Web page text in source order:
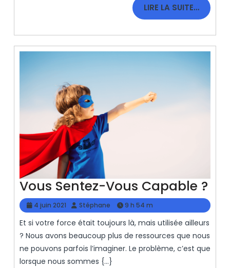
LIRE LA SUITE…LIRE
LA
Vous Sentez-Vous Capable ?
?
4 juin 2021
4
juin
2021
Stéphane Stéphane
9 h 54 m
Et si votre force était toujours là, mais utilisée ailleurs
? Nous avons beaucoup plus de ressources que nous
ne pouvons parfois l’imaginer. Le problème, c’est que
lorsque nous sommes {...}